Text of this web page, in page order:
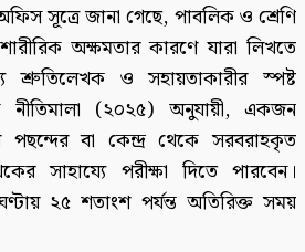
সূত্রে জানা গেছে, পাবলিক ও শ্রেণি
শারীরিক অক্ষমতার কারণে যারা লিখতে
শ্রুতিলেখক ও সহায়তাকারীর স্পষ্ট
নীতিমালা (২০২৫) অনুযায়ী, একজন
পছন্দের বা কেন্দ্র থেকে সরবরাহকৃত
সাহায্যে পরীক্ষা দিতে পারবেন।
ঘণ্টায় ২৫ শতাংশ পর্যন্ত অতিরিক্ত সময়